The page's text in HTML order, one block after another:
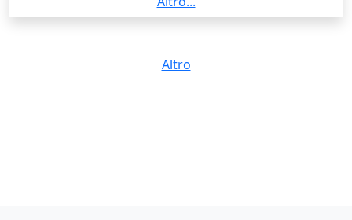
profilata, attività SEO e di copywriting.
Altro